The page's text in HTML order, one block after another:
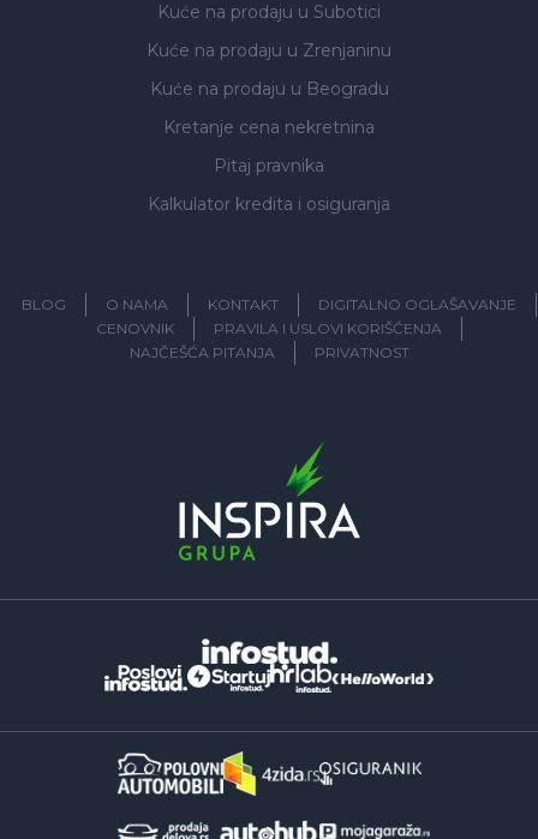
Kuće na prodaju u Subotici
Kuće na prodaju u Zrenjaninu
Kuće na prodaju u Beogradu
Kretanje cena nekretnina
Pitaj pravnika
Kalkulator kredita i osiguranja
BLOG O NAMA KONTAKT
DIGITALNO OGLAŠAVANJE
CENOVNIK
PRAVILA I USLOVI KORIŠĆENJA
NAJČEŠĆA PITANJA
PRIVATNOST